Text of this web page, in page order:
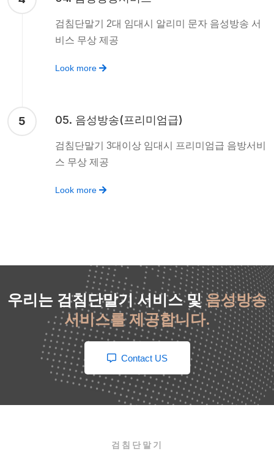
검침단말기 2대 임대시 알리미 문자 음성방송 서
비스 무상 제공
Look more
5 05. 음성방송(프리미엄급)
검침단말기 3대이상 임대시 프리미엄급 음방서비
스 무상 제공
Look more
우리는 검침단말기 서비스 및음성방송
서비스를 제공합니다.
Contact US
검침단말기